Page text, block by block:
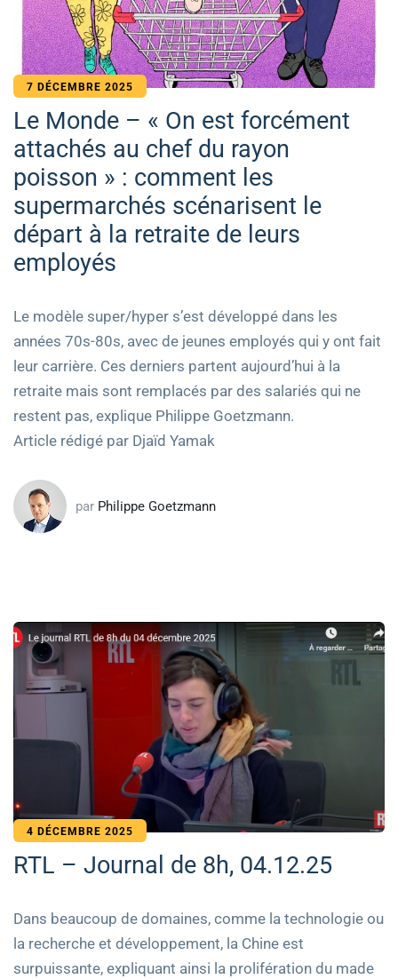
7 DÉCEMBRE 2025
Le Monde – « On est forcément
attachés au chef du rayon
poisson » : comment les
supermarchés scénarisent le
départ à la retraite de leurs
employés
Le modèle super/hyper s’est développé dans les
années 70s-80s, avec de jeunes employés qui y ont fait
leur carrière. Ces derniers partent aujourd’hui à la
retraite mais sont remplacés par des salariés qui ne
restent pas, explique Philippe Goetzmann.
Article rédigé par Djaïd Yamak
par Philippe Goetzmann
4 DÉCEMBRE 2025
RTL – Journal de 8h, 04.12.25
Dans beaucoup de domaines, comme la technologie ou
la recherche et développement, la Chine est
surpuissante, expliquant ainsi la prolifération du made